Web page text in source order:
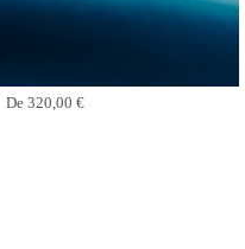
De 320,00 €